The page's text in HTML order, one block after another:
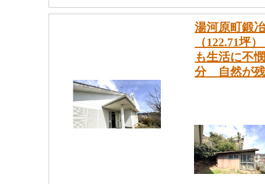
湯河原町鍛
（122.71
も生活に不
分 自然が残